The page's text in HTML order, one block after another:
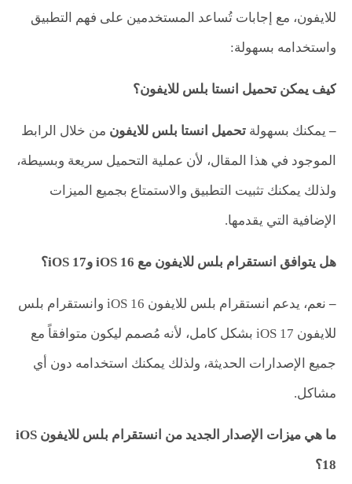
للايفون، مع إجابات تُساعد المستخدمين على فهم التطبيق
واستخدامه بسهولة:
كيف يمكن تحميل انستا بلس للايفون؟
– يمكنك بسهولة تحميل انستا بلس للايفون من خلال الرابط
الموجود في هذا المقال، لأن عملية التحميل سريعة وبسيطة،
ولذلك يمكنك تثبيت التطبيق والاستمتاع بجميع الميزات
الإضافية التي يقدمها.
هل يتوافق انستقرام بلس للايفون مع iOS 16 وiOS 17؟
–
نعم، يدعم انستقرام بلس للايفون iOS 16 وانستقرام بلس
للايفون iOS 17 بشكل كامل، لأنه مُصمم ليكون متوافقاً مع
جميع الإصدارات الحديثة، ولذلك يمكنك استخدامه دون أي
مشاكل.
ما هي ميزات الإصدار الجديد من انستقرام بلس للايفون iOS
18؟